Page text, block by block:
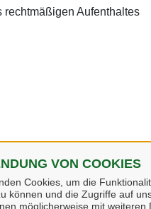
VON COOKIES
Cookies, um die
können und die Zugriffe auf
möglicherweise mit
Aufenthaltes
zu leisten.